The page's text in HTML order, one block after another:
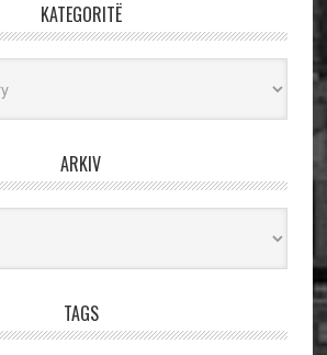
KATEGORITË
ARKIV
TAGS